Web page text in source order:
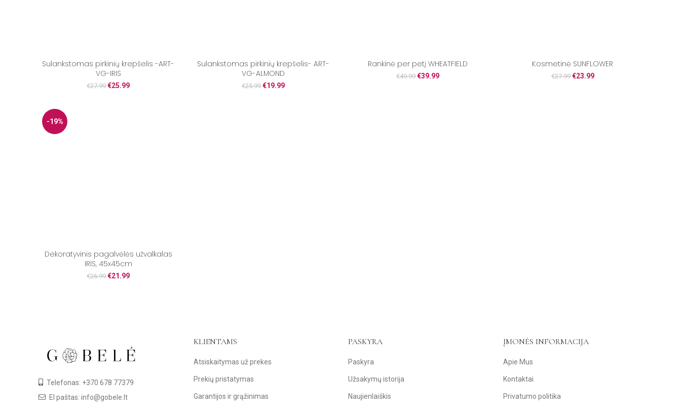
Sulankstomas pirkinių krepšelis -ART-
VG-IRIS
€27.99 €25.99
Sulankstomas pirkinių krepšelis- ART-
VG-ALMOND
€25.99 €19.99
Rankinė per petį WHEATFIELD
€49.99 €39.99
Kosmetinė SUNFLOWER
€27.99 €23.99
-19%
Dekoratyvinis pagalvėlės užvalkalas
IRIS, 45x45cm
€26.99 €21.99
Telefonas: +370 678 77379
El paštas: info@gobele.lt
KLIENTAMS
Atsiskaitymas už prekes
Prekių pristatymas
Garantijos ir grąžinimas
PASKYRA
Paskyra
Užsakymų istorija
Naujienlaiškis
ĮMONĖS INFORMACIJA
Apie Mus
Kontaktai
Privatumo politika